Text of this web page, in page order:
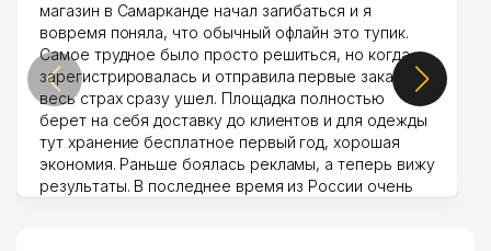
магазин в Самарканде начал загибаться и я
вовремя поняла, что обычный офлайн это тупик.
Самое трудное было просто решиться, но когда
зарегистрировалась и отправила первые заказы,
весь страх сразу ушел. Площадка полностью
берет на себя доставку до клиентов и для одежды
тут хранение бесплатное первый год, хорошая
экономия. Раньше боялась рекламы, а теперь вижу
результаты. В последнее время из России очень